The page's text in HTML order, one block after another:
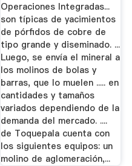
Operaciones Integradas...
son típicas de yacimientos
de pórfidos de cobre de
tipo grande y diseminado. ...
Luego, se envía el mineral a
los molinos de bolas y
barras, que lo muelen ..... en
cantidades y tamaños
variados dependiendo de la
demanda del mercado. ....
de Toquepala cuenta con
los siguientes equipos: un
molino de aglomeración,...